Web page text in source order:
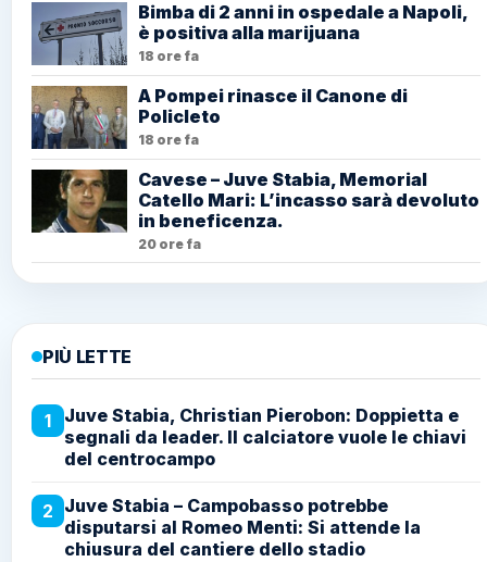
Bimba di 2 anni in ospedale a Napoli,
è positiva alla marijuana
18 ore fa
A Pompei rinasce il Canone di
Policleto
18 ore fa
Cavese – Juve Stabia, Memorial
Catello Mari: L’incasso sarà devoluto
in beneficenza.
20 ore fa
PIÙ LETTE
1
Juve Stabia, Christian Pierobon: Doppietta e
segnali da leader. Il calciatore vuole le chiavi
del centrocampo
2 Juve Stabia – Campobasso potrebbe
disputarsi al Romeo Menti: Si attende la
chiusura del cantiere dello stadio